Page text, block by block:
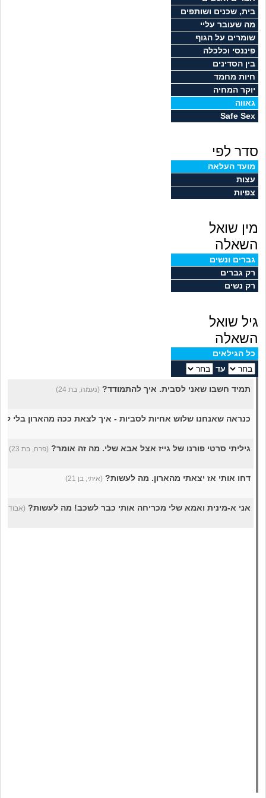
חיות מחמד
יוקר המחיה
גאווה
בית, שכנים ושותפים
מה שעובר עליי
שומרים על הגוף
פיננסי וכלכלה
בין הסדינים
חיות מחמד
יוקר המחיה
גאווה
Safe Sex
סדר לפי
מועד העלאה
עצות
צפיות
מין שואל
השאלה
גברים ונשים
רק גברים
רק נשים
גיל שואל
השאלה
כל הגילאים
עד
תמיד חשבו שאני לסבית. איך להתמודד? (נעמה, בת 24)
כנראה שאנחנו שלוש אחיות לסביות - איך לצאת ככה מהארון בלי
גיליתי סרטי פורנו של גייז אצל אבא שלי. מה זה אומר? (פרח, בת 23)
דחו אותי אז יצאתי מהארון. מה לעשות? (איתי, בן 21)
אני א-מינית ואמא שלי מכריחה אותי כבר לשכב! מה לעשות? (אבודה,